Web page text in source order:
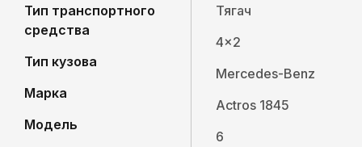
Тип транспортного
средства
Тип кузова
Марка
Модель
Тягач
4x2
Mercedes-Benz
Actros 1845
6